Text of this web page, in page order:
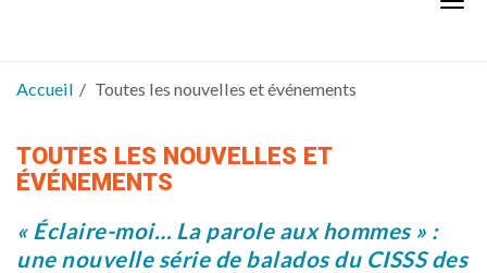
Accueil Toutes les nouvelles et événements
TOUTES LES NOUVELLES ET
ÉVÉNEMENTS
« Éclaire-moi… La parole aux hommes » :
une nouvelle série de balados du CISSS des